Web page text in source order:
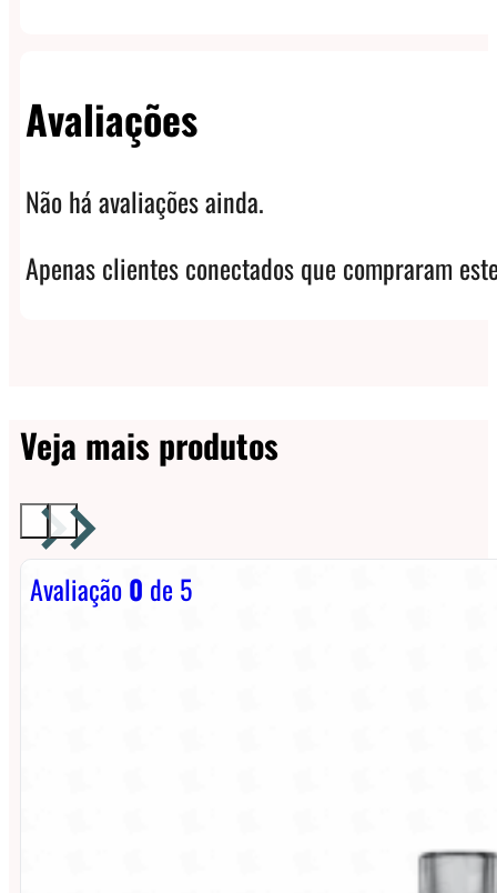
Avaliações
Não há avaliações ainda.
Apenas clientes conectados que compraram
Veja mais produtos
Avaliação0 de 5